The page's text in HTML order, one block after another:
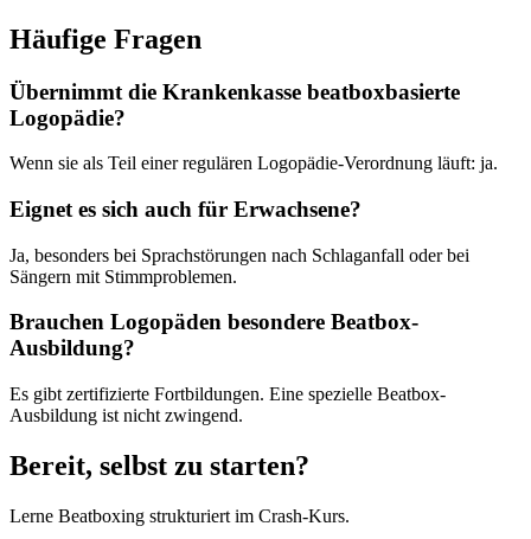
Häufige Fragen
Übernimmt die Krankenkasse beatboxbasierte
Logopädie?
Wenn sie als Teil einer regulären Logopädie-Verordnung läuft: ja.
Eignet es sich auch für Erwachsene?
Ja, besonders bei Sprachstörungen nach Schlaganfall oder bei
Sängern mit Stimmproblemen.
Brauchen Logopäden besondere Beatbox-
Ausbildung?
Es gibt zertifizierte Fortbildungen. Eine spezielle Beatbox-
Ausbildung ist nicht zwingend.
Bereit, selbst zu starten?
Lerne Beatboxing strukturiert im Crash-Kurs.